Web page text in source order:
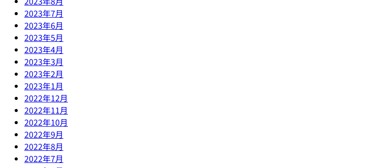
2023年7月
2023年6月
2023年5月
2023年4月
2023年3月
2023年2月
2023年1月
2022年12月
2022年11月
2022年10月
2022年9月
2022年8月
2022年7月